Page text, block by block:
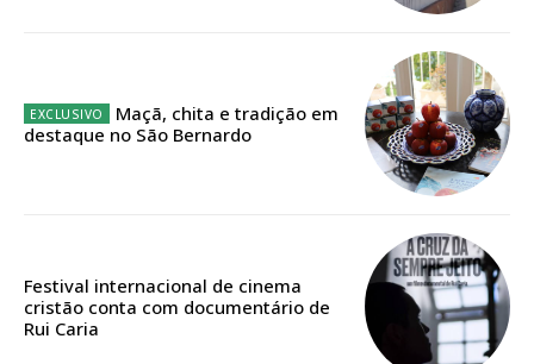
Acesso aos conteúdos Exclusivos para
assinantes
Maçã, chita e tradição em
destaque no São Bernardo
Festival internacional de cinema
cristão conta com documentário de
Rui Caria